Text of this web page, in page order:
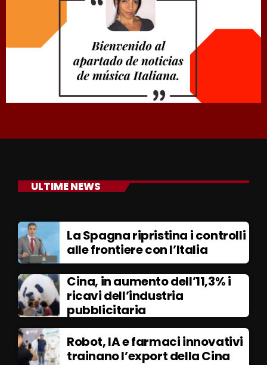
ULTIME NEWS
La Spagna ripristina i controlli
alle frontiere con l’Italia
Cina, in aumento dell’11,3% i
ricavi dell’industria
pubblicitaria
Robot, IA e farmaci innovativi
trainano l’export della Cina